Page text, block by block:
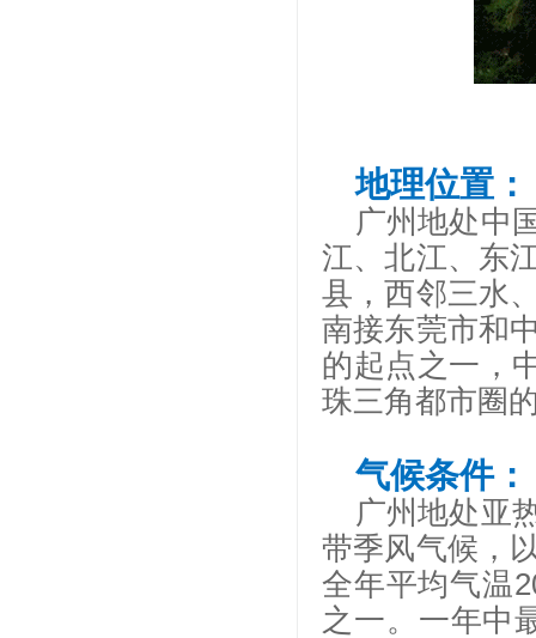
地理位置 ：
广州地处中
江、北江、东
县，西邻三水
南接东莞市和
的起点之一，
珠三角都市圈
气候条件：
广州地处亚
带季风气候，
全年平均气温
之一。一年中